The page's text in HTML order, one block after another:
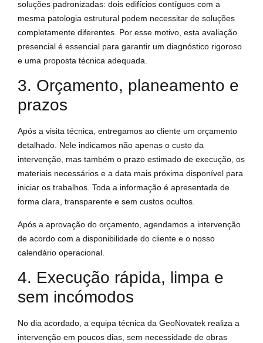
soluções padronizadas: dois edifícios contíguos com a
mesma patologia estrutural podem necessitar de soluções
completamente diferentes. Por esse motivo, esta avaliação
presencial é essencial para garantir um diagnóstico rigoroso
e uma proposta técnica adequada.
3. Orçamento, planeamento e
prazos
Após a visita técnica, entregamos ao cliente um orçamento
detalhado. Nele indicamos não apenas o custo da
intervenção, mas também o prazo estimado de execução, os
materiais necessários e a data mais próxima disponível para
iniciar os trabalhos. Toda a informação é apresentada de
forma clara, transparente e sem custos ocultos.
Após a aprovação do orçamento, agendamos a intervenção
de acordo com a disponibilidade do cliente e o nosso
calendário operacional.
4. Execução rápida, limpa e
sem incómodos
No dia acordado, a equipa técnica da GeoNovatek realiza a
intervenção em poucos dias, sem necessidade de obras